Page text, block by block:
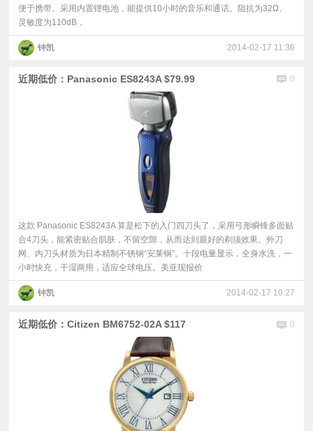
便于携带。采用内置锂电池，能提供10小时的音乐和通话。阻抗为32Ω、
灵敏度为110dB，
钟凯 2014-02-17 11:36
近期低价：Panasonic ES8243A $79.99 0
这款 Panasonic ES8243A 算是松下的入门四刀头了，采用弓形瞬锋多面贴
合4刀头，能紧密贴合肌肤，不留空隙，从而达到最好的剃须效果。外刀
网、内刀头材质为日本精制不锈钢“安莱钢”。十段电量显示，全身水洗，一
小时快充，干湿两用，适应全球电压。美亚现报价
钟凯 2014-02-17 10:27
近期低价：Citizen BM6752-02A $117 0